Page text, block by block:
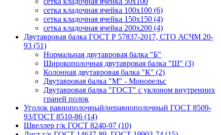
сетка кладочная ячейка 100x100 (6)
сетка кладочная ячейка 150x150 (4)
сетка кладочная ячейка 200x200 (4)
Двутавровая балка ГОСТ Р 57837-2017, СТО АСЧМ 20-
93 (51)
Нормальная двутавровая балка "Б"
Широкополочная двутавровая балка "Ш" (3)
Колонная двутавровая балка "К" (2)
Двутавровая балка "М" - Монорельс
Двутавровая балка "ГОСТ" с уклоном внутренних
граней полок
Уголок равнополочный/неравнополочный ГОСТ 8509-
93/ГОСТ 8510-86 (14)
Швеллер г/к ГОСТ 8240-97 (10)